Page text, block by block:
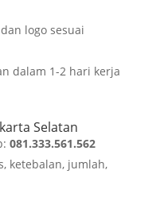
logo sesuai
dalam 1-2 hari kerja
Selatan
081.333.561.562
ketebalan, jumlah,